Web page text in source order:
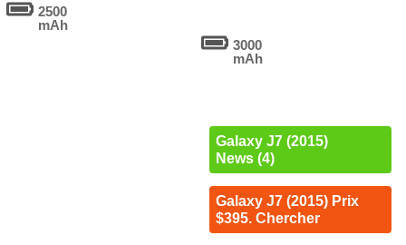
2500
mAh
3000
mAh
Galaxy J7 (2015)
News (4)
Galaxy J7 (2015) Prix
$395. Chercher